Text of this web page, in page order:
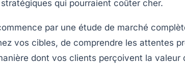
qui pourraient coûter cher.
par une étude de marché
vos cibles, de comprendre les attentes
dont vos clients perçoivent la valeur